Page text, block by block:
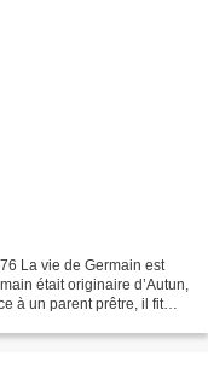
La vie de Germain est
était originaire d’Autun,
à un parent prêtre, il fit